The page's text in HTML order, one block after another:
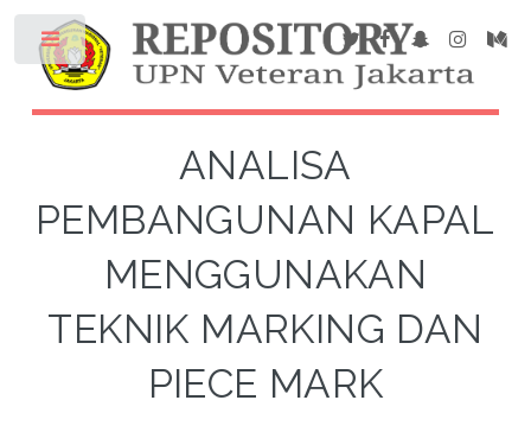
ANALISA
PEMBANGUNAN KAPAL
MENGGUNAKAN
TEKNIK MARKING DAN
PIECE MARK